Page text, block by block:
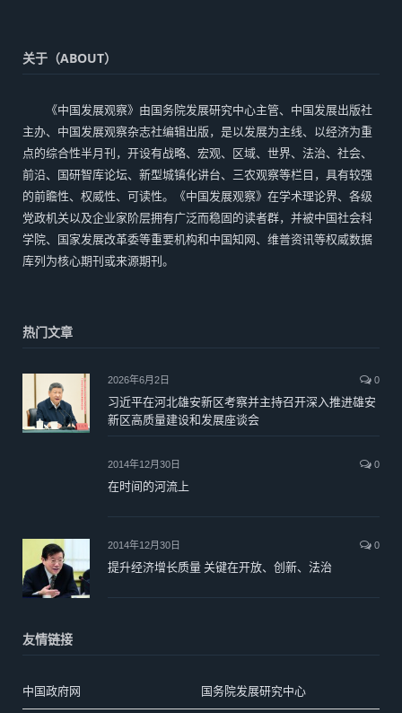
关于（ABOUT）
《中国发展观察》由国务院发展研究中心主管、中国发展出版社
主办、中国发展观察杂志社编辑出版，是以发展为主线、以经济为重
点的综合性半月刊，开设有战略、宏观、区域、世界、法治、社会、
前沿、国研智库论坛、新型城镇化讲台、三农观察等栏目，具有较强
的前瞻性、权威性、可读性。《中国发展观察》在学术理论界、各级
党政机关以及企业家阶层拥有广泛而稳固的读者群，并被中国社会科
学院、国家发展改革委等重要机构和中国知网、维普资讯等权威数据
库列为核心期刊或来源期刊。
热门文章
2026年6月2日 0
习近平在河北雄安新区考察并主持召开深入推进雄安
新区高质量建设和发展座谈会
2014年12月30日 0
在时间的河流上
2014年12月30日 0
提升经济增长质量 关键在开放、创新、法治
友情链接
中国政府网 国务院发展研究中心